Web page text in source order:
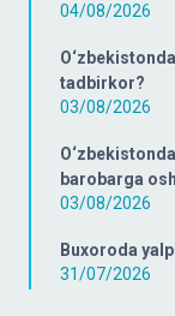
04/08/2026
tadbirkor?
03/08/2026
barobarga
03/08/2026
Buxoroda
31/07/2026